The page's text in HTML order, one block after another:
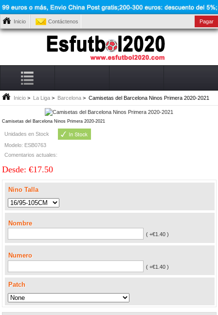
Inicio Contáctenos Pagar
Inicio > La Liga > Barcelona > Camisetas del Barcelona Ninos Primera 2020-2021
Camisetas del Barcelona Ninos Primera 2020-2021
Unidades en Stock
Modelo: ESB0763
Comentarios actuales:
Desde: €17.50
Nino Talla
Nombre
( +€1.40 )
Numero
( +€1.40 )
Patch